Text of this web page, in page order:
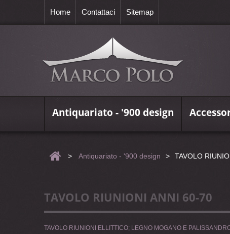
Home Contattaci Sitemap
Antiquariato - '900 design
> Antiquariato - '900 design > TAVOLO
TAVOLO RIUNIONI ANNI 60-70
TAVOLO RIUNIONI ELLITTICO; LEGNO MOGANO E